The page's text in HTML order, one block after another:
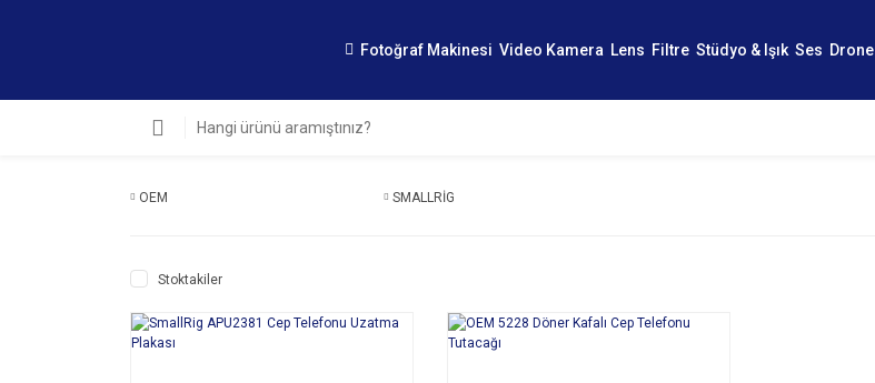
Fotoğraf Makinesi Video Kamera Lens Filtre Stüdyo & Işık Ses Drone
OEM SMALLRİG
Stoktakiler